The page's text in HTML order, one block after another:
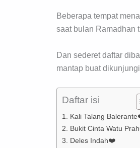
Beberapa tempat
saat bulan Ramadhan
Dan sederet daftar
mantap buat
Daftar isi
1. Kali Talang
2. Bukit Cinta Watu
3. Deles Indah❤️